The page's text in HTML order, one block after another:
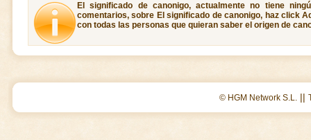
El significado de canonigo, actualmente no tiene
comentarios, sobre El significado de canonigo, haz click
con todas las personas que quieran saber el origen de
© HGM Network S.L. ||